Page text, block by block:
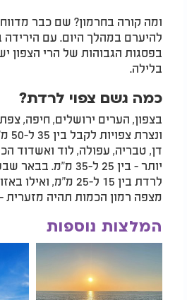
ומה קורה בחרמון? שם כבר
להיערם במהלך היום. עם
בפסגות הגבוהות של הרי הצפון
בלילה.
כמה גשם צפוי לרדת?
בצפון, הערים ירושלים, חיפה,
דן, טבריה, עפולה, לוד ואשדוד
יותר - בין 25 ל-35
לרדת בין 15 ל-25 מ"מ,
מצפה רמון הכמות תהיה מזערית -
המלצות נוספות